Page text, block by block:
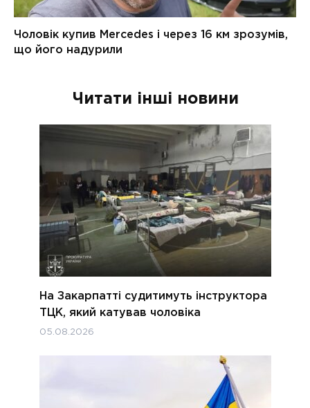
Читати інші новини
На Закарпатті судитимуть інструктора
ТЦК, який катував чоловіка
05.08.2026